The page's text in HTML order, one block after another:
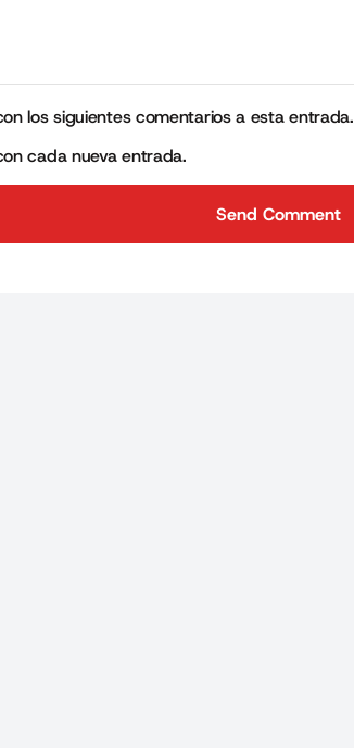
los siguientes comentarios a esta entrada.
cada nueva entrada.
Send Comment